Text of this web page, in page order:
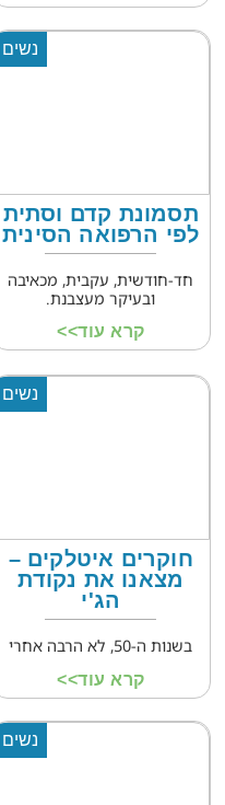
נשים
תסמונת קדם וסתית
לפי הרפואה הסינית
חד-חודשית, עקבית, מכאיבה
ובעיקר מעצבנת.
קרא עוד>>
נשים
חוקרים איטלקים –
מצאנו את נקודת
הג'י
בשנות ה-50, לא הרבה אחרי
קרא עוד>>
נשים